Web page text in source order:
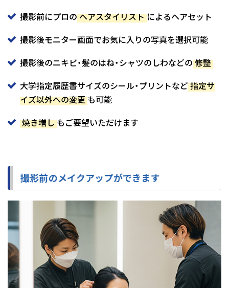
撮影前にプロの ヘアスタイリスト によるヘアセット
撮影後モニター画面でお気に入りの写真を選択可能
撮影後のニキビ・髪のはね・シャツのしわなどの 修整
大学指定履歴書サイズのシール・プリントなど 指定サ
イズ以外への変更 も可能
焼き増し もご要望いただけます
撮影前のメイクアップができます